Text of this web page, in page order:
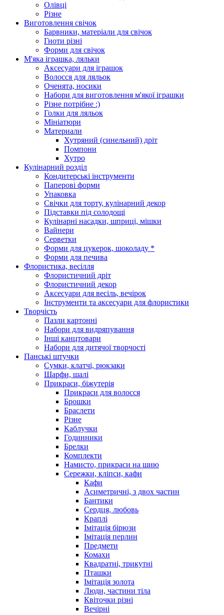
Олівці
Різне
Виготовлення свічок
Барвники, матеріали для свічок
Гноти різні
Форми для свічок
М'яка іграшка, ляльки
Аксесуари для іграшок
Волосся для ляльок
Оченята, носики
Набори для виготовлення м'якої іграшки
Різне потрібне :)
Голки для ляльок
Мініатюри
Материали
Хутряний (синельний) дріт
Помпони
Хутро
Кулінарний розділ
Кондитерські інструменти
Паперові форми
Упаковка
Свічки для торту, кулінарний декор
Підставки під солодощі
Кулінарні насадки, шприці, мішки
Вайнери
Серветки
Форми для цукерок, шоколаду *
Форми для печива
Флористика, весілля
Флористичний дріт
Флористичний декор
Аксесуари для весіль, вечірок
Інструменти та аксесуари для флористики
Творчість
Пазли картонні
Набори для видряпування
Інші канцтовари
Набори для дитячої творчості
Панські штучки
Сумки, клатчі, рюкзаки
Шарфи, шалі
Прикраси, біжутерія
Прикраси для волосся
Брошки
Браслети
Різне
Каблучки
Годинники
Брелки
Комплекти
Намисто, прикраси на шию
Сережки, кліпси, кафи
Кафи
Асиметричні, з двох частин
Бантики
Сердця, любовь
Краплі
Імітація бірюзи
Імітація перлин
Предмети
Комахи
Квадратні, трикутні
Пташки
Імітація золота
Люди, частини тіла
Квіточки різні
Вечірні